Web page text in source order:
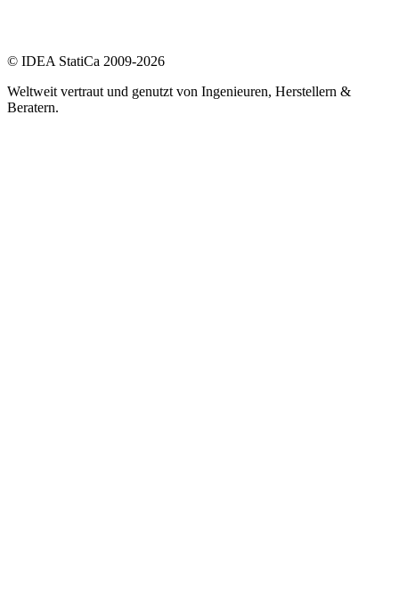
© IDEA StatiCa 2009-2026
Weltweit vertraut und genutzt von Ingenieuren, Herstellern &
Beratern.